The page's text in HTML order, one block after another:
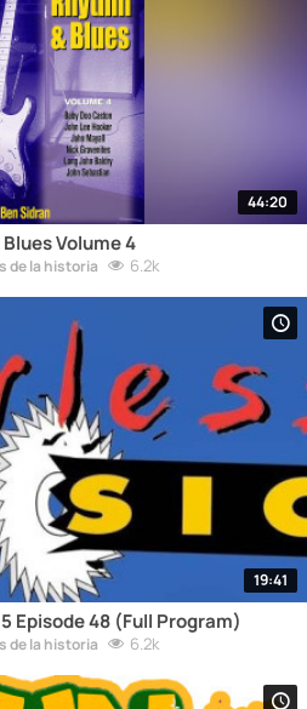
44:20
Volume 4
de la historia 6.2k
19:41
Episode 48 (Full Program)
de la historia 6.2k